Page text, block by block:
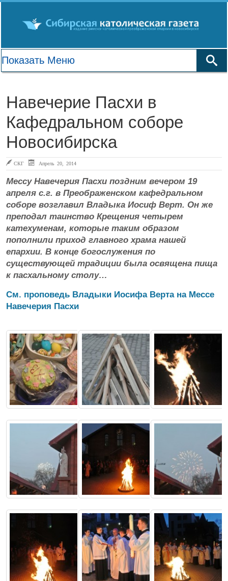
Навечерие Пасхи в
Кафедральном соборе
Новосибирска
СКГ Апрель 20, 2014
Мессу Навечерия Пасхи поздним вечером 19
апреля с.г. в Преображенском кафедральном
соборе возглавил Владыка Иосиф Верт. Он же
преподал таинство Крещения четырем
катехуменам, которые таким образом
пополнили приход главного храма нашей
епархии. В конце богослужения по
существующей традиции была освящена пища
к пасхальному столу…
См. проповедь Владыки Иосифа Верта на Мессе
Навечерия Пасхи